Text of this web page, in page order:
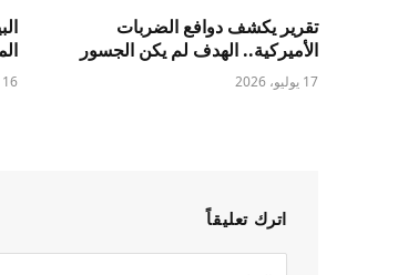
تقرير يكشف دوافع الضربات
الأميركية.. الهدف لم يكن الجسور
17 يوليو، 2026 16 يوليو، 2026
اترك تعليقاً